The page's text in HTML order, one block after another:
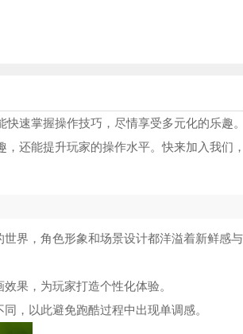
速掌握操作技巧，尽情享受多元化的乐趣。
还能提升玩家的操作水平。快来加入我们，
界，角色形象和场景设计都洋溢着新鲜感与
果，为玩家打造个性化体验。
，以此避免跑酷过程中出现单调感。